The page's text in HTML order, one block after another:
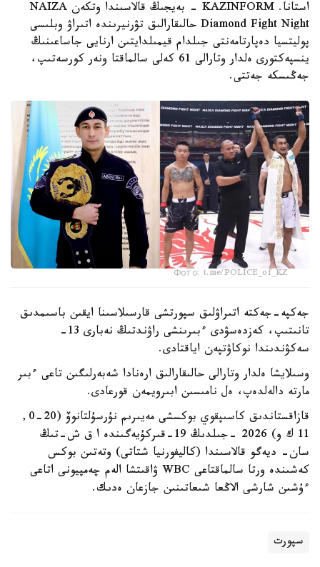
استانا. KAZINFORM - بەيجىڭ قالاسىندا وتكەن NAIZA
Diamond Fight Night حالىقارالىق تۋرنيرىندە اتىراۋ وبلىسى
پوليتسيا دەپارتامەنتى جىلدام قيمىلدايتىن ارنايى جاساعىنىڭ
ينسپەكتورى ەلدار وتارالى 61 كەلى سالماقتا ونەر كورسەتىپ،
جەڭىسكە جەتتى.
Фото: t.me/POLICE_of_KZ
جەكپە-جەكتە اتىراۋلىق سپورتشى قارسىلاسىنا ايقىن باسىمدىق
تانىتىپ، كەزدەسۋدى ءبىرىنشى راۋندتىڭ نەبارى 13-
سەكۋندىندا نوكاۋتپەن اياقتادى.
وسىلايشا ەلدار وتارالى حالىقارالىق ارەنادا شەبەرلىگىن تاعى ءبىر
مارتە دالەلدەپ، ەل نامىسىن ابىرويمەن قورعادى.
قازاقستاندىق كاسىپقوي بوكسشى مەيىرىم نۇرسۇلتانوۆ (20-0,
11 ك و) 2026 -جىلدىڭ 19-قىركۇيەگىندە ا ق ش-تىڭ
سان- ديەگو قالاسىندا (كاليفورنيا شتاتى) وتەتىن بوكس
كەشىندە ورتا سالماقتاعى WBC ۋاقىتشا الەم چەمپيونى اتاعى
ءۇشىن شارشى الاڭعا شىعاتىنىن جازعان ەدىك.
سپورت